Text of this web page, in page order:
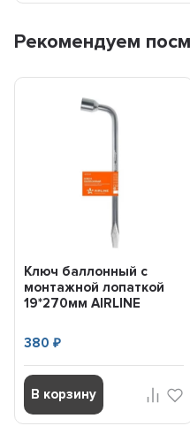
Рекомендуем
Ключ баллонный с
монтажной лопаткой
19*270мм AIRLINE
380₽
В корзину